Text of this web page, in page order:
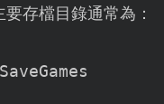
存檔目錄通常為：